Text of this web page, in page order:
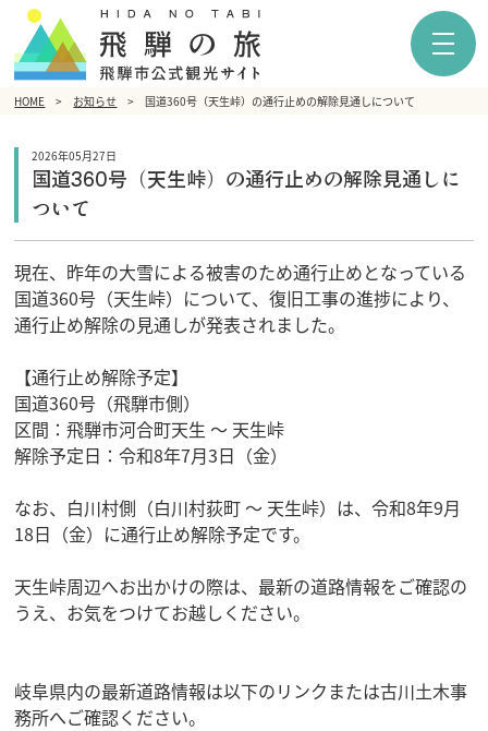
HOME お知らせ 国道360号（天生峠）の通行止めの解除見通しについて
2026年05月27日
国道360号（天生峠）の通行止めの解除見通しに
ついて
現在、昨年の大雪による被害のため通行止めとなっている
国道360号（天生峠）について、復旧工事の進捗により、
通行止め解除の見通しが発表されました。
【通行止め解除予定】
国道360号（飛騨市側）
区間：飛騨市河合町天生 ～ 天生峠
解除予定日：令和8年7月3日（金）
なお、白川村側（白川村荻町 ～ 天生峠）は、令和8年9月
18日（金）に通行止め解除予定です。
天生峠周辺へお出かけの際は、最新の道路情報をご確認の
うえ、お気をつけてお越しください。
岐阜県内の最新道路情報は以下のリンクまたは古川土木事
務所へご確認ください。